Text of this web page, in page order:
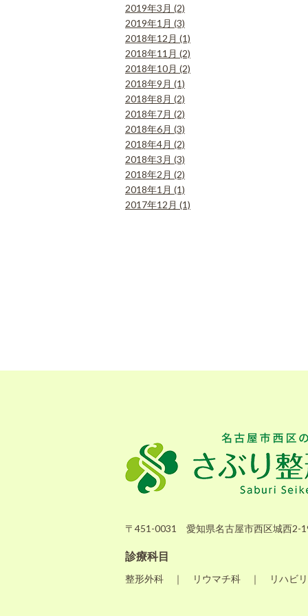
2019年3月 (2)
2019年1月 (3)
2018年12月 (1)
2018年11月 (2)
2018年10月 (2)
2018年9月 (1)
2018年8月 (2)
2018年7月 (2)
2018年6月 (3)
2018年4月 (2)
2018年3月 (3)
2018年2月 (2)
2018年1月 (1)
2017年12月 (1)
〒451-0031 愛知県名古屋市西区城西2-
診療科目
整形外科 ｜ リウマチ科 ｜ リハビ